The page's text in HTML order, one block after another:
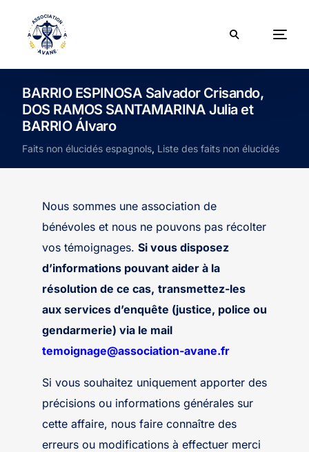
BARRIO ESPINOSA Salvador Crisando,
DOS RAMOS SANTAMARINA Julia et
BARRIO Álvaro
Faits non élucidés espagnols, Liste des faits non élucidés
Nous sommes une association de
bénévoles et nous ne pouvons pas récolter
vos témoignages. Si vous disposez
d’informations pouvant aider à la
résolution de ce cas, transmettez-les
aux services d’enquête (justice, police ou
gendarmerie) via le mail
temoignage@association-avane.fr
Si vous souhaitez uniquement apporter des
précisions ou informations générales sur
cette affaire, nous faire connaître des
erreurs ou modifications à effectuer merci